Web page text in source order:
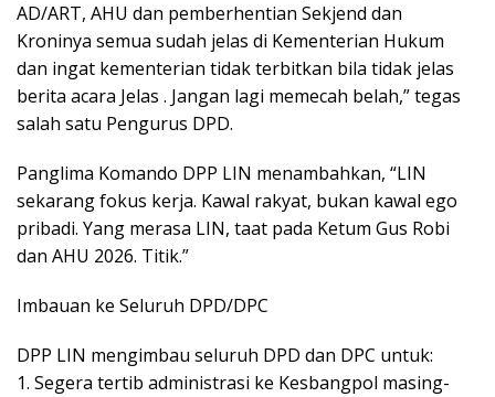
AD/ART, AHU dan pemberhentian Sekjend dan
Kroninya semua sudah jelas di Kementerian Hukum
dan ingat kementerian tidak terbitkan bila tidak jelas
berita acara Jelas . Jangan lagi memecah belah,” tegas
salah satu Pengurus DPD.
Panglima Komando DPP LIN menambahkan, “LIN
sekarang fokus kerja. Kawal rakyat, bukan kawal ego
pribadi. Yang merasa LIN, taat pada Ketum Gus Robi
dan AHU 2026. Titik.”
Imbauan ke Seluruh DPD/DPC
DPP LIN mengimbau seluruh DPD dan DPC untuk:
1. Segera tertib administrasi ke Kesbangpol masing-